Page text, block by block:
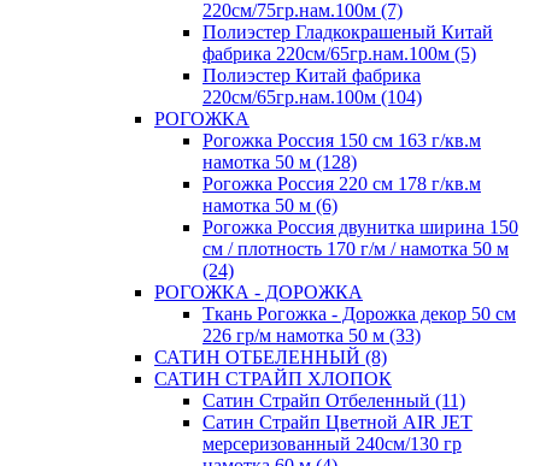
220см/75гр.нам.100м (7)
Полиэстер Гладкокрашеный Китай
фабрика 220см/65гр.нам.100м (5)
Полиэстер Китай фабрика
220см/65гр.нам.100м (104)
РОГОЖКА
Рогожка Россия 150 см 163 г/кв.м
намотка 50 м (128)
Рогожка Россия 220 см 178 г/кв.м
намотка 50 м (6)
Рогожка Россия двунитка ширина 150
см / плотность 170 г/м / намотка 50 м
(24)
РОГОЖКА - ДОРОЖКА
Ткань Рогожка - Дорожка декор 50 см
226 гр/м намотка 50 м (33)
САТИН ОТБЕЛЕННЫЙ (8)
САТИН СТРАЙП ХЛОПОК
Сатин Страйп Отбеленный (11)
Сатин Страйп Цветной AIR JET
мерсеризованный 240см/130 гр